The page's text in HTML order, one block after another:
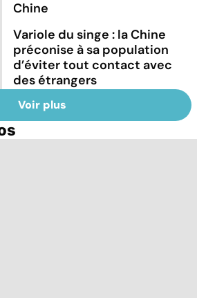
Chine
Variole du singe : la Chine
préconise à sa population
d’éviter tout contact avec
des étrangers
Voir plus